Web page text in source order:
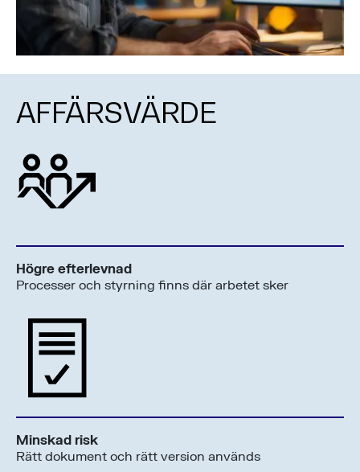
AFFÄRSVÄRDE
Högre efterlevnad
Processer och styrning finns där arbetet sker
Minskad risk
Rätt dokument och rätt version används